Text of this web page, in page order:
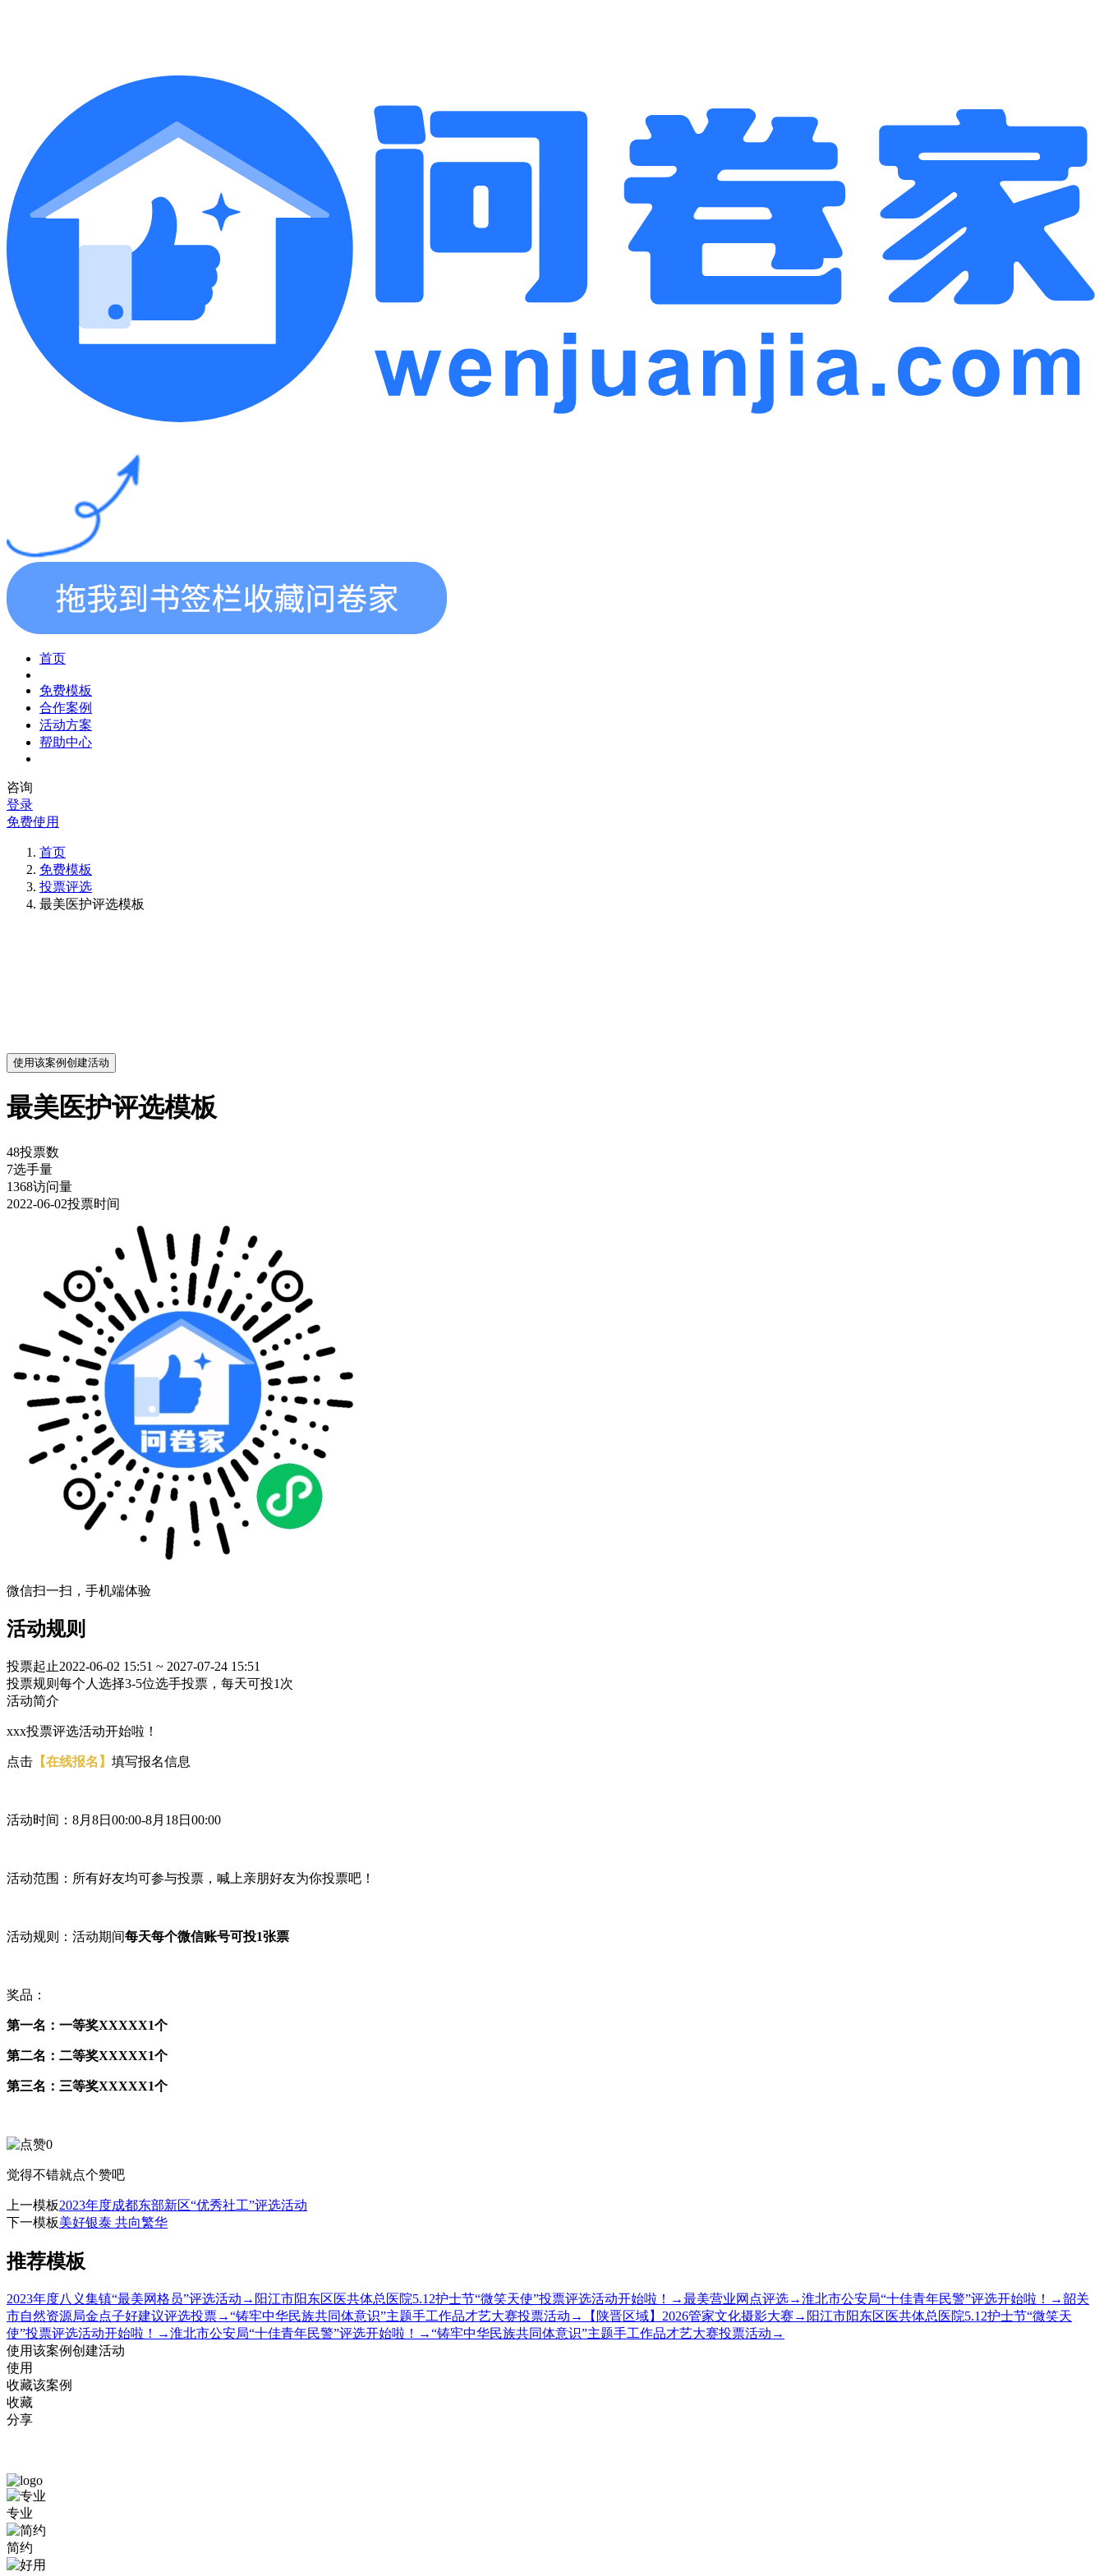
首页
免费模板
合作案例
活动方案
帮助中心
咨询
登录
免费使用
首页
免费模板
投票评选
最美医护评选模板
使用该案例创建活动
最美医护评选模板
48投票数
7选手量
1368访问量
2022-06-02投票时间
微信扫一扫，手机端体验
活动规则
投票起止2022-06-02 15:51 ~ 2027-07-24 15:51
投票规则 每个人选择3-5位选手投票，每天可投1次
活动简介
xxx投票评选活动开始啦！
点击 【在线报名】 填写报名信息
活动时间：8月8日00:00-8月18日00:00
活动范围：所有好友均可参与投票，喊上亲朋好友为你投票吧！
活动规则：活动期间每天每个微信账号可投1张票
奖品：
第一名：一等奖XXXXX1个
第二名：二等奖XXXXX1个
第三名：三等奖XXXXX1个
0
觉得不错就点个赞吧
上一模板2023年度成都东部新区“优秀社工”评选活动
下一模板美好银泰 共向繁华
推荐模板
2023年度八义集镇“最美网格员”评选活动 → 阳江市阳东区医共体总医院5.12护士节“微笑天使”投票评选活动开始啦！ →最美营业网点评选→淮北市公安局“十佳青年民警”评选开始啦！ →韶关
市自然资源局金点子好建议评选投票→“铸牢中华民族共同体意识”主题手工作品才艺大赛投票活动 → 【陕晋区域】2026管家文化摄影大赛 → 阳江市阳东区医共体总医院5.12护士节“微笑天
使”投票评选活动开始啦！ →淮北市公安局“十佳青年民警”评选开始啦！ →“铸牢中华民族共同体意识”主题手工作品才艺大赛投票活动 →
使用该案例创建活动
使用
收藏该案例
收藏
分享
最
美
医
专业
简约